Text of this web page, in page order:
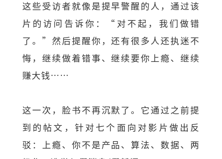
这些受访者就像是提早警醒的人，通过该
片的访问告诉你：“对不起，我们做错
了。”然后提醒你，还有很多人还执迷不
悔，继续做着错事、继续要你上瘾、继续
赚大钱……
这一次，脸书不再沉默了。它通过之前提
到的帖文，针对七个面向对影片做出反
驳：上瘾、你不是产品、算法、数据、两